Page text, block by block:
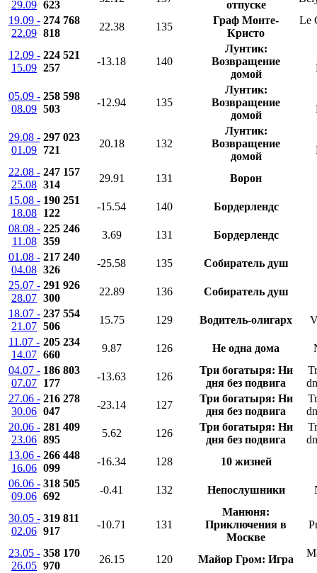
29.09 623 отпуске
19.09 -
22.09
274 768
818
22.38 135
Граф Монте-
Кристо
Le
12.09 -
15.09
224 521
257
-13.18 140
Лунтик:
Возвращение
домой
05.09 -
08.09
258 598
503
-12.94 135
Лунтик:
Возвращение
домой
29.08 -
01.09
297 023
721
20.18 132
Лунтик:
Возвращение
домой
22.08 -
25.08
247 157
314
29.91 131
Ворон
15.08 -
18.08
190 251
122
-15.54 140
Бордерлендс
08.08 -
11.08
225 246
359
3.69 131
Бордерлендс
01.08 -
04.08
217 240
326
-25.58 135
Собиратель душ
25.07 -
28.07
291 926
300
22.89 136
Собиратель душ
18.07 -
21.07
237 554
506
15.75 129 Водитель-олигарх
11.07 -
14.07
205 234
660
9.87 126 Не одна дома
04.07 -
07.07
186 803
177
-13.63 126
Три богатыря: Ни
дня без подвига
27.06 -
30.06
216 278
047
-23.14 127
Три богатыря: Ни
дня без подвига
20.06 -
23.06
281 409
895
5.62 126
Три богатыря: Ни
дня без подвига
13.06 -
16.06
266 448
099
-16.34 128
10 жизней
06.06 -
09.06
318 505
692
-0.41 132 Непослушники
30.05 -
02.06
319 811
917
-10.71 131
Манюня:
Приключения в
Москве
23.05 -
26.05
358 170
970
26.15 120 Майор Гром: Игра